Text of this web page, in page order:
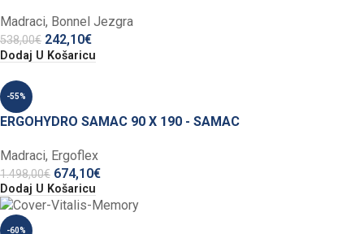
Madraci, Bonnel Jezgra
538,00€ 242,10€
Dodaj U Košaricu
-55%
ERGOHYDRO SAMAC 90 X 190 - SAMAC
Madraci, Ergoflex
1.498,00€ 674,10€
Dodaj U Košaricu
-60%